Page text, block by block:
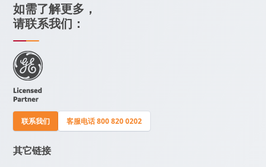
如需了解更多，
请联系我们：
联系我们 客服电话 800 820 0202
其它链接